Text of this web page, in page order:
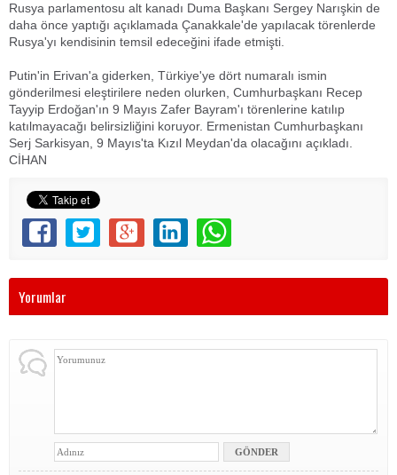
Rusya parlamentosu alt kanadı Duma Başkanı Sergey Narışkin de
daha önce yaptığı açıklamada Çanakkale'de yapılacak törenlerde
Rusya'yı kendisinin temsil edeceğini ifade etmişti.
Putin'in Erivan'a giderken, Türkiye'ye dört numaralı ismin
gönderilmesi eleştirilere neden olurken, Cumhurbaşkanı Recep
Tayyip Erdoğan'ın 9 Mayıs Zafer Bayram'ı törenlerine katılıp
katılmayacağı belirsizliğini koruyor. Ermenistan Cumhurbaşkanı
Serj Sarkisyan, 9 Mayıs'ta Kızıl Meydan'da olacağını açıkladı.
CİHAN
Yorumlar